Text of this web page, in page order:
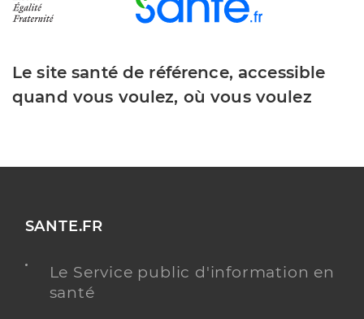
Le site santé de référence, accessible
quand vous voulez, où vous voulez
SANTE.FR
Le Service public d'information en
santé